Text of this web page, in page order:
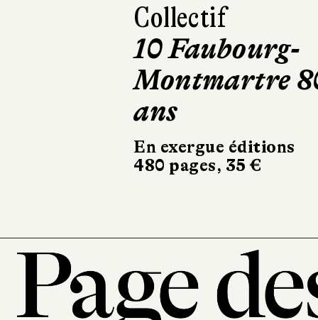
Collectif
10 Faubourg-
Montmartre
ans
En exergue éditions
480 pages, 35 €
Maxime
Mourir
fois